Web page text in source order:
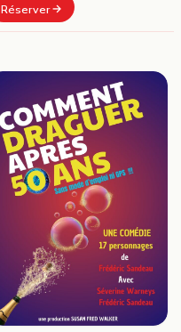
Réserver